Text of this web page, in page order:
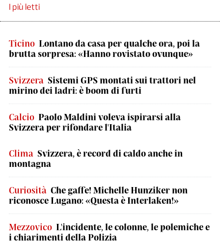
I più letti
Ticino Lontano da casa per qualche ora, poi la
brutta sorpresa: «Hanno rovistato ovunque»
Svizzera Sistemi GPS montati sui trattori nel
mirino dei ladri: è boom di furti
Calcio Paolo Maldini voleva ispirarsi alla
Svizzera per rifondare l'Italia
Clima Svizzera, è record di caldo anche in
montagna
Curiosità Che gaffe! Michelle Hunziker non
riconosce Lugano: «Questa è Interlaken!»
Mezzovico L'incidente, le colonne, le polemiche e
i chiarimenti della Polizia